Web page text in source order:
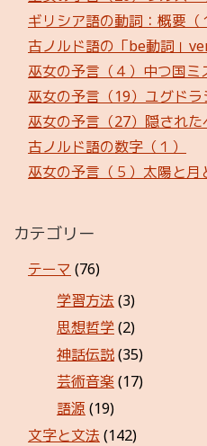
ギリシア語の動詞：概要（
古ノルド語の「be動詞」
巫女の予言（４）中つ国ミ
巫女の予言（19）ユグドラ
巫女の予言（27）隠され
古ノルド語の数字（１）
巫女の予言（５）太陽と月
カテゴリー
テーマ (76)
学習方法 (3)
思想哲学(2)
神話伝説(35)
芸術音楽 (17)
語源 (19)
文字と文法 (142)